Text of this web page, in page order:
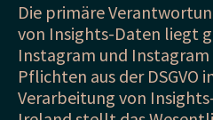
Die primäre
von Insights-Daten liegt
Instagram und
Pflichten aus der DSGVO
Verarbeitung von